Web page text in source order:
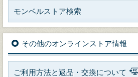
モンベルストア検索
その他のオンラインストア情報
ご利用方法と返品・交換について